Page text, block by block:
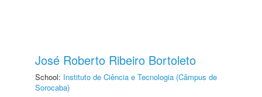
José Roberto Ribeiro Bortoleto
School: Instituto de Ciência e Tecnologia (Câmpus de
Sorocaba)